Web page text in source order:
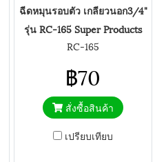
ฉีดหมุนรอบตัว เกลียวนอก3/4"
รุ่น RC-165 Super Products
RC-165
฿70
สั่งซื้อสินค้า
เปรียบเทียบ